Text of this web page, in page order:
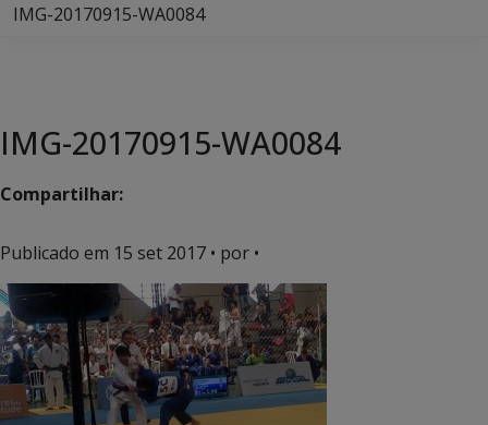
IMG-20170915-WA0084
IMG-20170915-WA0084
Compartilhar:
Publicado em 15 set 2017 • por •